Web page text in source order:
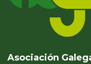
Asociación